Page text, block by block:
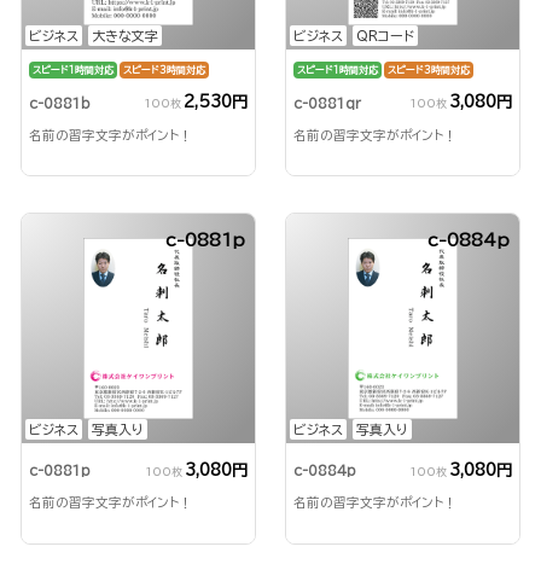
ビジネス 大きな文字
スピード1時間対応 スピード3時間対応
c-0881b 100枚 2,530円
名前の習字文字がポイント！
ビジネス QRコード
スピード1時間対応 スピード3時間対応
c-0881qr 100枚 3,080円
名前の習字文字がポイント！
ビジネス 写真入り
c-0881p
c-0881p 100枚 3,080円
名前の習字文字がポイント！
ビジネス 写真入り
c-0884p
c-0884p 100枚 3,080円
名前の習字文字がポイント！